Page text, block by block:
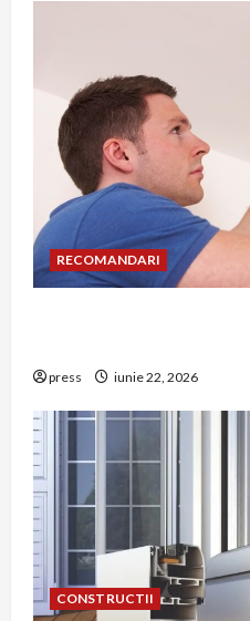
RECOMANDARI
press iunie 22, 2026
CONSTRUCTII